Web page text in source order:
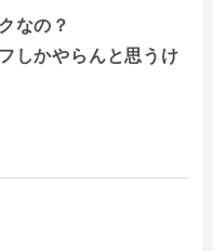
なの？
しかやらんと思うけ